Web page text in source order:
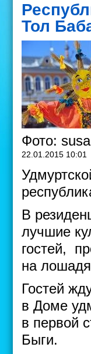
Тол
Фото:
22.01.2015 10:01
В
лучшие
гостей,
на
Гостей
в Доме
в первой
Быги.